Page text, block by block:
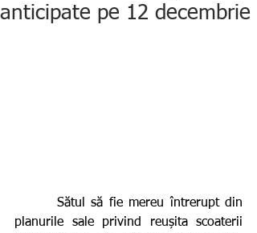
anticipate pe 12 decembrie
planurile sale privind reușita scoaterii